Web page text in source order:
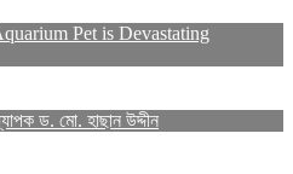
Pet is Devastating
ড. মো. হাছান উদ্দীন